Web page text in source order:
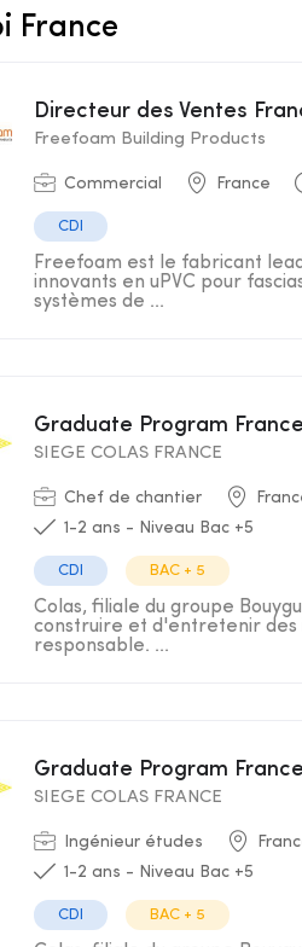
France
Directeur des Ventes
Freefoam Building Products
Commercial France
CDI
Freefoam est le fabricant
innovants en uPVC pour
systèmes de ...
Graduate Program
SIEGE COLAS FRANCE
Chef de chantier
1-2 ans - Niveau Bac +5
CDI BAC + 5
Colas, filiale du groupe
construire et d'entretenir
responsable. ...
Graduate Program
SIEGE COLAS FRANCE
Ingénieur études
1-2 ans - Niveau Bac +5
CDI BAC + 5